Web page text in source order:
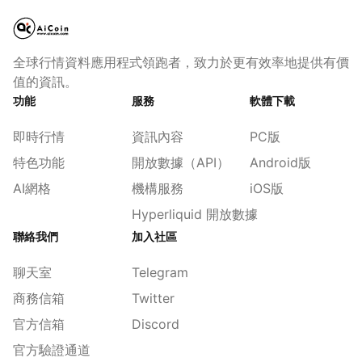
全球行情資料應用程式領跑者，致力於更有效率地提供有價
值的資訊。
功能
即時行情
特色功能
AI網格
服務
資訊內容
開放數據（API）
機構服務
Hyperliquid 開放數據
軟體下載
PC版
Android版
iOS版
聯絡我們
聊天室
商務信箱
官方信箱
官方驗證通道
加入社區
Telegram
Twitter
Discord